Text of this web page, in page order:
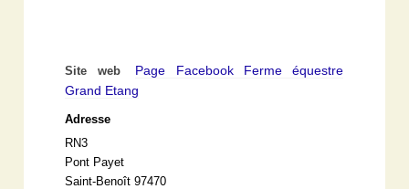
Site web
Page Facebook Ferme équestre
Grand Etang
Adresse
RN3
Pont Payet
Saint-Benoît 97470